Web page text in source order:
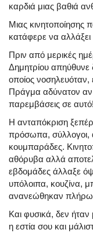
καρδιά μιας βαθιά
Μιας κινητοποίησης
κατάφερε να
Πριν από μερικές
Δημητρίου
οποίος νοσηλευόταν,
Πράγμα αδύνατον αν
παρεμβάσεις σε αυτό!
Η ανταπόκριση
πρόσωπα, σύλλογοι,
κουμπαράδες.
αθόρυβα αλλά
εβδομάδες άλλαξε
υπόλοιπα, κουζίνα,
ανανεώθηκαν
Και φυσικά, δεν
η εστία σου και